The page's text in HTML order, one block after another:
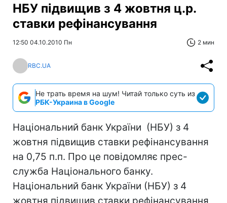
НБУ підвищив з 4 жовтня ц.р.
ставки рефінансування
12:50 04.10.2010 Пн 2 мин
RBC.UA
Не трать время на шум! Читай только суть из
РБК-Украина в Google
Національний банк України (НБУ) з 4
жовтня підвищив ставки рефінансування
на 0,75 п.п. Про це повідомляє прес-
служба Національного банку.
Національний банк України (НБУ) з 4
жовтня підвищив ставки рефінансування